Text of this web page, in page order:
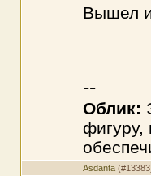
Вышел
--
Облик:
фигуру,
Asdanta